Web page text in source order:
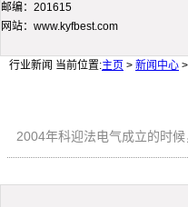
邮编：201615
网站：www.kyfbest.com
行业新闻 当前位置:主页 > 新闻中心 >
2004年科迎法电气成立的时